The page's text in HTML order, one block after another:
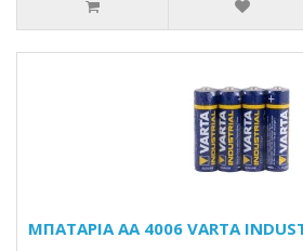
ΜΠΑΤΑΡΙΑ AA 4006 VARTA